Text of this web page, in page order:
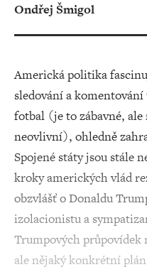
Ondřej Šmigol
Americká politika
sledování a
fotbal (je to zábavné,
neovlivní), ohledně
Spojené státy jsou stále
kroky amerických vlád
obzvlášť o Donaldu
izolacionistu a
Trumpových průpovídek
ale nějaký konkrétní